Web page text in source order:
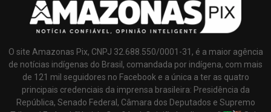
O site Amazonas Pix, CNPJ 32.688.550/0001-31, é a maior agência
de notícias indígenas do Brasil, comandada por indígena, com mais
de 121 mil seguidores no Facebook e a única a ter as quatro
principais credenciais da imprensa brasileira: Presidência da
República, Senado Federal, Câmara dos Deputados e Supremo